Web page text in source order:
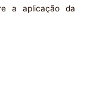
a aplicação da